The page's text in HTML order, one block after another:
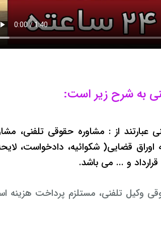
به شرح زیر است:
از : مشاوره حقوقی تلفنی،
قضایی( شکوائیه، دادخواست،
و ... می باشد.
وکیل تلفنی، مستلزم پرداخت هزینه